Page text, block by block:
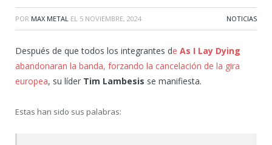
POR MAX METAL EL 5 NOVIEMBRE, 2024 NOTICIAS
Después de que todos los integrantes de As I Lay Dying
abandonaran la banda, forzando la cancelación de la gira
europea, su líder Tim Lambesis se manifiesta.
Estas han sido sus palabras: